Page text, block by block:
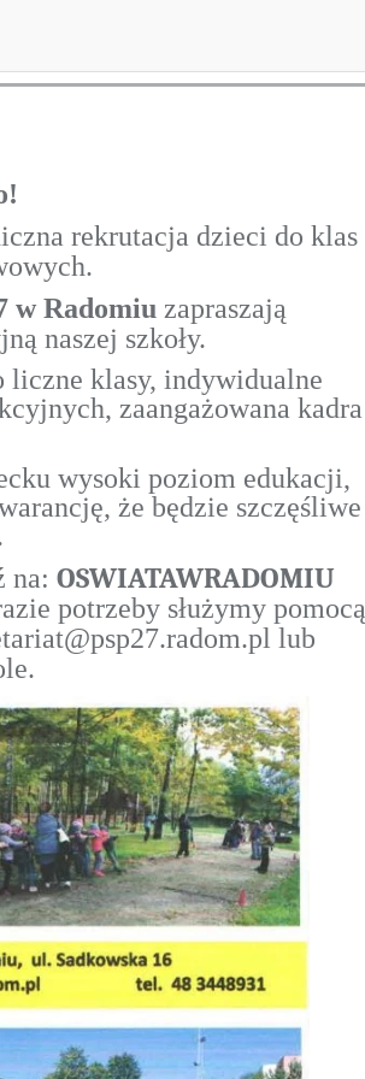
rekrutacja dzieci do klas
w Radomiu zapraszają
naszej szkoły.
liczne klasy, indywidualne
zaangażowana kadra
wysoki poziom edukacji,
że będzie szczęśliwe
na: OSWIATAWRADOMIU
potrzeby służymy pomocą
lub